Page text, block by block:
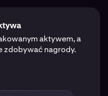
aktywem, a
zdobywać nagrody.